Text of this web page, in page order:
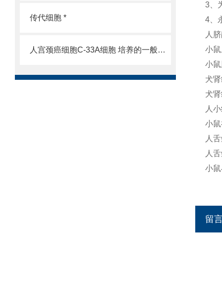
传代细胞 *
人宫颈癌细胞C-33A细胞 培养的一般过程
3、
4、
人
小
小
犬
犬
人
小
人
人
小
留